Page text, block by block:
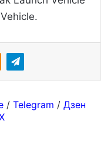
/ Telegram / Дзен